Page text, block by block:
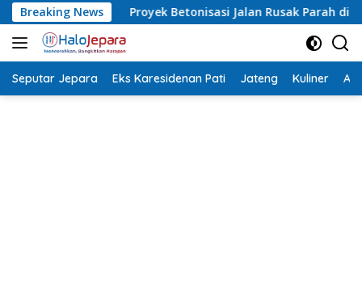
Langsung
ke
konten
Breaking News
Jalan Rusak Parah di Sekuro Mlonggo Ditarget
Seputar Jepara Eks Karesidenan Pati Jateng Kuliner